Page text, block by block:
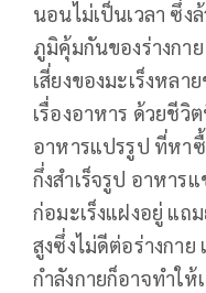
นอนไม่เป็นเวลา ซึ่ง
ภูมิคุ้มกันของร่างกา
เสี่ยงของมะเร็งหล
เรื่องอาหาร ด้วยชีวิ
อาหารแปรรูป ที่หา
กึ่งสำเร็จรูป อาหาร
ก่อมะเร็งแฝงอยู่ แถ
สูงซึ่งไม่ดีต่อร่างกา
กำลังกายก็อาจทำใ